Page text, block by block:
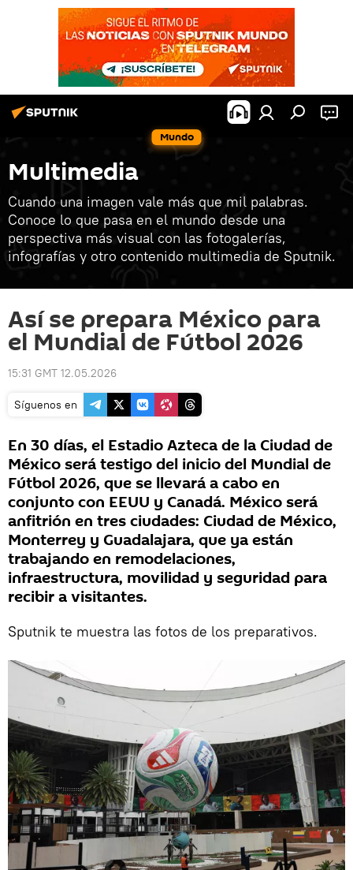
Mundo
Multimedia
Cuando una imagen vale más que mil palabras.
Conoce lo que pasa en el mundo desde una
perspectiva más visual con las fotogalerías,
infografías y otro contenido multimedia de Sputnik.
Así se prepara México para
el Mundial de Fútbol 2026
15:31 GMT 12.05.2026
Síguenos en
En 30 días, el Estadio Azteca de la Ciudad de
México será testigo del inicio del Mundial de
Fútbol 2026, que se llevará a cabo en
conjunto con EEUU y Canadá. México será
anfitrión en tres ciudades: Ciudad de México,
Monterrey y Guadalajara, que ya están
trabajando en remodelaciones,
infraestructura, movilidad y seguridad para
recibir a visitantes.
Sputnik te muestra las fotos de los preparativos.